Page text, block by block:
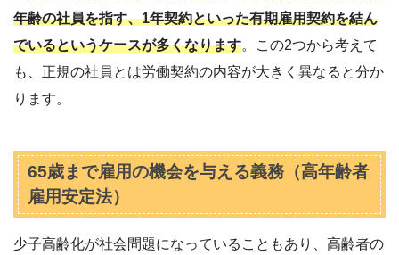
年齢の社員を指す、1年契約といった有期雇用契約を結ん
でいるというケースが多くなります。この2つから考えて
も、正規の社員とは労働契約の内容が大きく異なると分か
ります。
65歳まで雇用の機会を与える義務（高年齢者
雇用安定法）
少子高齢化が社会問題になっていることもあり、高齢者の